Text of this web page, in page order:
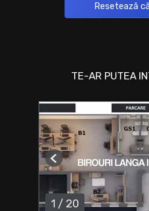
Resetează
TE-AR PUTEA
1 / 20
Previous